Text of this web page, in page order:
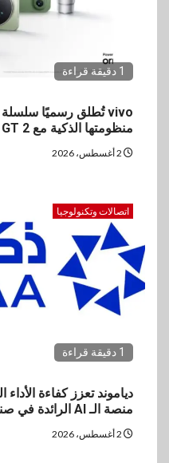
1 دقيقة قراءة
منظومتها الذكية مع Watch GT 2 وBuds Pro
اتصالات وتكنولوجيا
1 دقيقة قراءة
منصة الـ AI الرائدة في صناعة القرارات الاستراتيجية